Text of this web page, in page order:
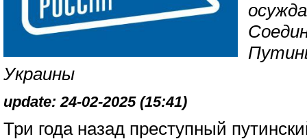
Украины
update: 24-02-2025 (15:41)
Три года назад преступный